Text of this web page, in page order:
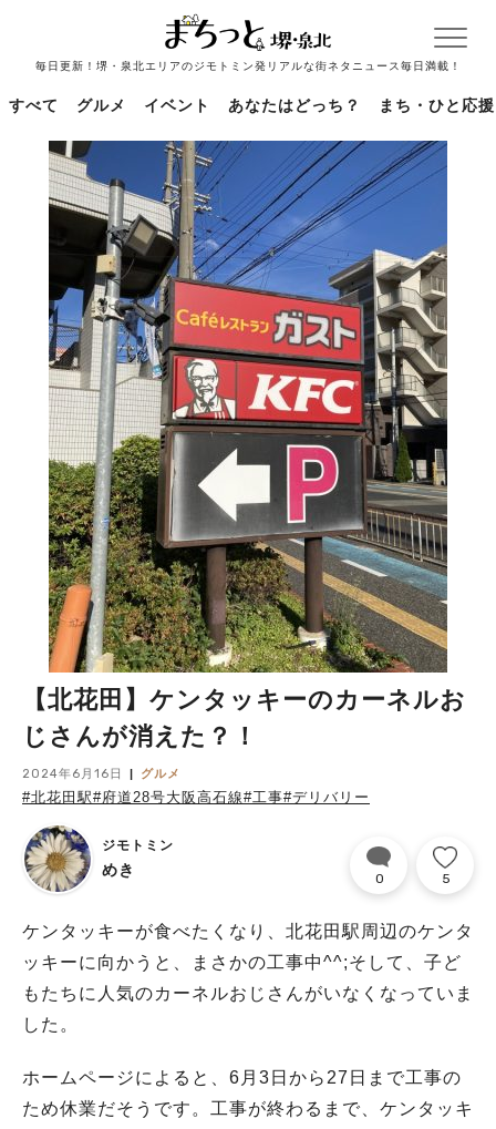
毎日更新！堺・泉北エリアのジモトミン発リアルな街ネタニュース毎日満載！
すべて グルメ イベント あなたはどっち？ まち・ひと応援
【北花田】ケンタッキーのカーネルお
じさんが消えた？！
2024年6月16日 グルメ
#北花田駅#府道28号大阪高石線#工事#デリバリー
ジモトミン
めき 0 5
ケンタッキーが食べたくなり、北花田駅周辺のケンタ
ッキーに向かうと、まさかの工事中^^;そして、子ど
もたちに人気のカーネルおじさんがいなくなっていま
した。
ホームページによると、6月3日から27日まで工事の
ため休業だそうです。工事が終わるまで、ケンタッキ